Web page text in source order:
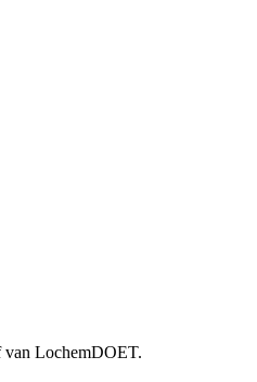
van LochemDOET.